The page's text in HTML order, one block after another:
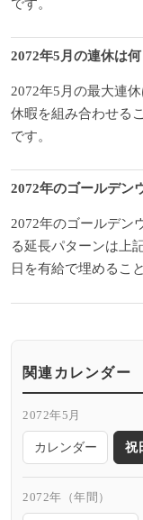
2072年5月の連休は何
2072年5月の最大連
休暇を組み合わせる
です。
2072年のゴールデン
2072年のゴールデン
る延長パターンは上
日を有給で埋めるこ
関連カレンダー
2072年5月
カレンダー 祝
2072年（年間）